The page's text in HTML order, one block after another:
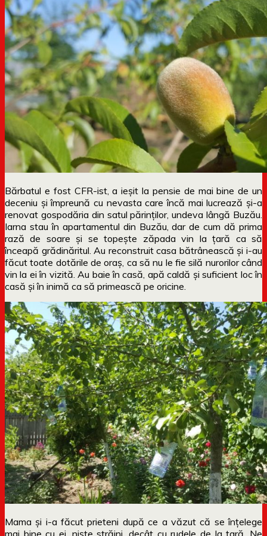
Bărbatul e fost CFR-ist, a ieșit la pensie de mai bine de un
deceniu și împreună cu nevasta care încă mai lucrează și-a
renovat gospodăria din satul părinților, undeva lângă Buzău.
Iarna stau în apartamentul din Buzău, dar de cum dă prima
rază de soare și se topește zăpada vin la țară ca să
înceapă grădinăritul. Au reconstruit casa bătrânească și i-au
făcut toate dotările de oraș, ca să nu le fie silă nurorilor când
vin la ei în vizită. Au baie în casă, apă caldă și suficient loc în
casă și în inimă ca să primească pe oricine.
Mama și i-a făcut prieteni după ce a văzut că se înțelege
mai bine cu ei, niște străini, decât cu rudele de la țară. Ne